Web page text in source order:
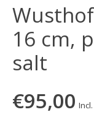
16 cm,
salt
€95,00